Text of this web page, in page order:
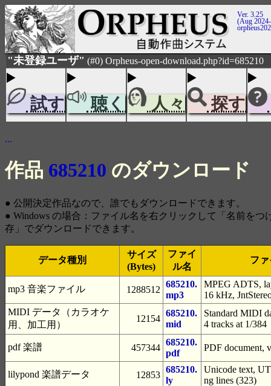
Ver. 3.25
(Aug
"未登録ユーザ" (#0) Orpheus-open-download.php?id=685210
試す 聴く 人々 探す
...
作品 685210 のダウンロード
● 公開決定作品なので、誰でもダウンロードできます。
● Windows の場合：ファイル名を右クリックして「名前をつ
存」でダウンロードできます。
データ種別
サイズ
(Bytes)
ファイ
ル名
フ
mp3 音楽ファイル 1288512
685210.
mp3
MPEG ADTS,
16 kHz,
MIDI データ（カラオケ
用、加工用）
12154
685210.
mid
Standard MIDI
4 tracks at 1/384
pdf 楽譜 457344
685210.
pdf
PDF document,
lilypond 楽譜データ 12853
685210.
ly
Unicode text,
ng lines (323)